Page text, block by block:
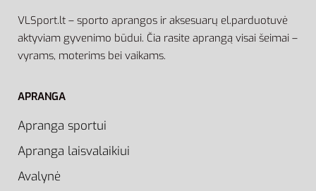
VLSport.lt – sporto aprangos ir aksesuarų el.parduotuvė
aktyviam gyvenimo būdui. Čia rasite aprangą visai šeimai –
vyrams, moterims bei vaikams.
APRANGA
Apranga sportui
Apranga laisvalaikiui
Avalynė